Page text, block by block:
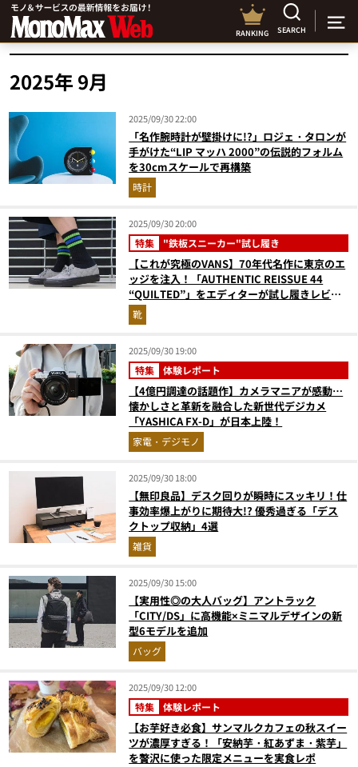
RANKING SEARCH
2025年 9月
2025/09/30 22:00
「名作腕時計が壁掛けに!?」ロジェ・タロンが
手がけた“LIP マッハ 2000”の伝説的フォルム
を30cmスケールで再構築
時計
2025/09/30 20:00
特集 "鉄板スニーカー"試し履き
【これが究極のVANS】70年代名作に東京のエ
ッジを注入！「AUTHENTIC REISSUE 44
“QUILTED”」をエディターが試し履きレビュ
ー
靴
2025/09/30 19:00
特集 体験レポート
【4億円調達の話題作】カメラマニアが感動…
懐かしさと革新を融合した新世代デジカメ
「YASHICA FX-D」が日本上陸！
家電・デジモノ
2025/09/30 18:00
【無印良品】デスク回りが瞬時にスッキリ！仕
事効率爆上がりに期待大!? 優秀過ぎる「デス
クトップ収納」4選
雑貨
2025/09/30 15:00
【実用性◎の大人バッグ】アントラック
「CITY/DS」に高機能×ミニマルデザインの新
型6モデルを追加
バッグ
2025/09/30 12:00
特集 体験レポート
【お芋好き必食】サンマルクカフェの秋スイー
ツが濃厚すぎる！「安納芋・紅あずま・紫芋」
を贅沢に使った限定メニューを実食レポ